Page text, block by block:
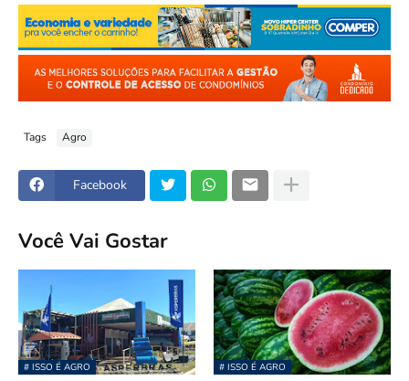
Tags Agro
Facebook
Você Vai Gostar
# ISSO É AGRO # ISSO É AGRO